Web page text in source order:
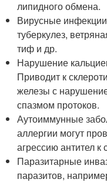
липидного обмена.
Вирусные
туберкулез,
тиф и др.
Нарушение
Приводит к
железы с
спазмом протоков.
Аутоиммунные
аллергии могут
агрессию антител
Паразитарные
паразитов,